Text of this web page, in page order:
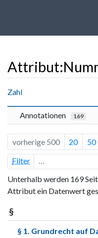
Wechseln zu:
Zahl
Annotationen 169
vorherige 500 20 50
Filter
Unterhalb werden 169
Attribut ein Datenwert
§
§ 1. Grundrecht auf